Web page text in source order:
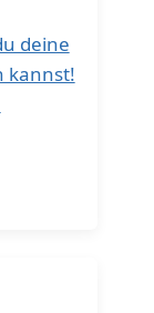
deine
kannst!